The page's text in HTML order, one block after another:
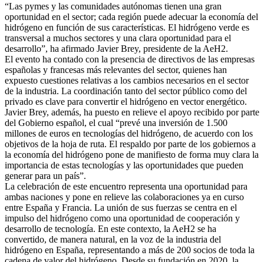
“Las pymes y las comunidades autónomas tienen una gran
oportunidad en el sector; cada región puede adecuar la economía del
hidrógeno en función de sus características. El hidrógeno verde es
transversal a muchos sectores y una clara oportunidad para el
desarrollo”, ha afirmado Javier Brey, presidente de la AeH2.
El evento ha contado con la presencia de directivos de las empresas
españolas y francesas más relevantes del sector, quienes han
expuesto cuestiones relativas a los cambios necesarios en el sector
de la industria. La coordinación tanto del sector público como del
privado es clave para convertir el hidrógeno en vector energético.
Javier Brey, además, ha puesto en relieve el apoyo recibido por parte
del Gobierno español, el cual “prevé una inversión de 1.500
millones de euros en tecnologías del hidrógeno, de acuerdo con los
objetivos de la hoja de ruta. El respaldo por parte de los gobiernos a
la economía del hidrógeno pone de manifiesto de forma muy clara la
importancia de estas tecnologías y las oportunidades que pueden
generar para un país”.
La celebración de este encuentro representa una oportunidad para
ambas naciones y pone en relieve las colaboraciones ya en curso
entre España y Francia. La unión de sus fuerzas se centra en el
impulso del hidrógeno como una oportunidad de cooperación y
desarrollo de tecnología. En este contexto, la AeH2 se ha
convertido, de manera natural, en la voz de la industria del
hidrógeno en España, representando a más de 200 socios de toda la